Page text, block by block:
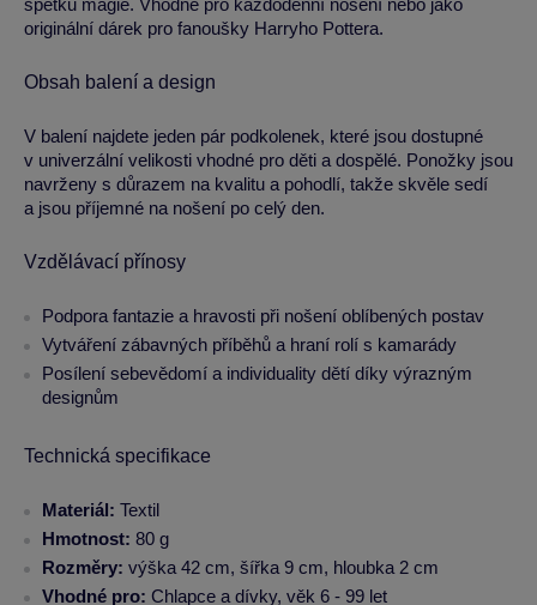
špetku magie. Vhodné pro každodenní nošení nebo jako
originální dárek pro fanoušky Harryho Pottera.
Obsah balení a design
V balení najdete jeden pár podkolenek, které jsou dostupné
v univerzální velikosti vhodné pro děti a dospělé. Ponožky jsou
navrženy s důrazem na kvalitu a pohodlí, takže skvěle sedí
a jsou příjemné na nošení po celý den.
Vzdělávací přínosy
Podpora fantazie a hravosti při nošení oblíbených postav
Vytváření zábavných příběhů a hraní rolí s kamarády
Posílení sebevědomí a individuality dětí díky výrazným
designům
Technická specifikace
Materiál: Textil
Hmotnost: 80 g
Rozměry: výška 42 cm, šířka 9 cm, hloubka 2 cm
Vhodné pro: Chlapce a dívky, věk 6 - 99 let